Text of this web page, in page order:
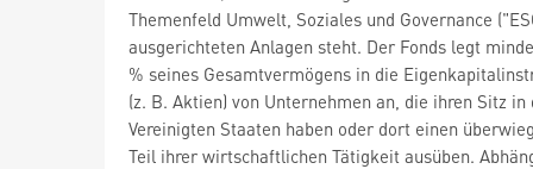
Themenfeld Umwelt, Soziales und Governance
ausgerichteten Anlagen steht. Der Fonds legt
% seines Gesamtvermögens in die
(z. B. Aktien) von Unternehmen an, die ihren Sitz in
Vereinigten Staaten haben oder dort einen
Teil ihrer wirtschaftlichen Tätigkeit ausüben.